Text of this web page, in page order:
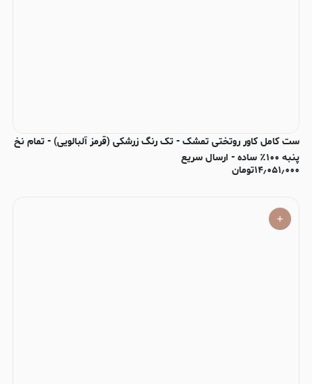
ست کامل کاور روتختی تمشک - تک رنگ زرشکی (قرمز آلبالویی) - تمام نخ
پنبه ۱۰۰٪ ساده - ارسال سریع
۱۴٫۰۵۱٫۰۰۰تومان